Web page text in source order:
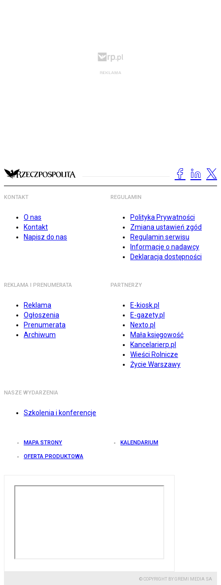
KONTAKT
O nas
Kontakt
Napisz do nas
REGULAMIN
Polityka Prywatności
Zmiana ustawień zgód
Regulamin serwisu
Informacje o nadawcy
Deklaracja dostępności
REKLAMA I PRENUMERATA
Reklama
Ogłoszenia
Prenumerata
Archiwum
PARTNERZY
E-kiosk.pl
E-gazety.pl
Nexto.pl
Mała księgowość
Kancelarierp.pl
Wieści Rolnicze
Życie Warszawy
NASZE WYDARZENIA
Szkolenia i konferencje
MAPA STRONY KALENDARIUM
OFERTA PRODUKTOWA
© COPYRIGHT BY GREMI MEDIA SA